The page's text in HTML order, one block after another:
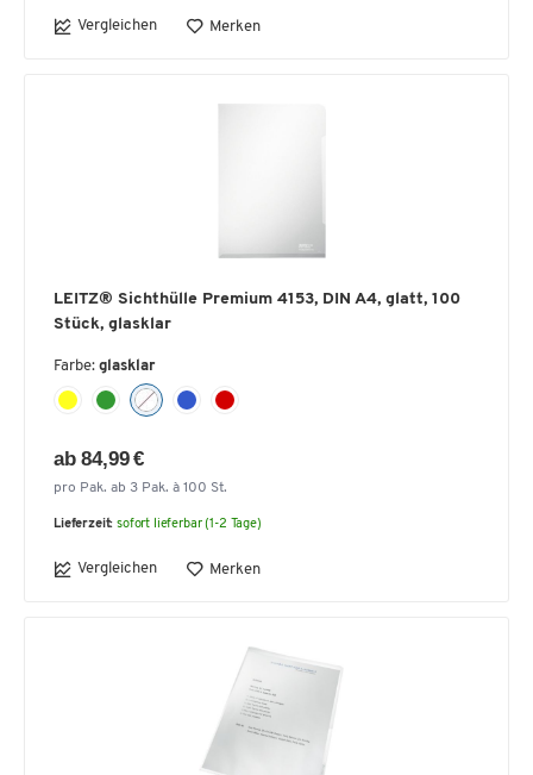
Vergleichen Merken
LEITZ® Sichthülle Premium 4153, DIN A4, glatt, 100
Stück, glasklar
Farbe: glasklar
ab 84,99 €
pro Pak. ab 3 Pak. à 100 St.
Lieferzeit: sofort lieferbar (1-2 Tage)
Vergleichen Merken